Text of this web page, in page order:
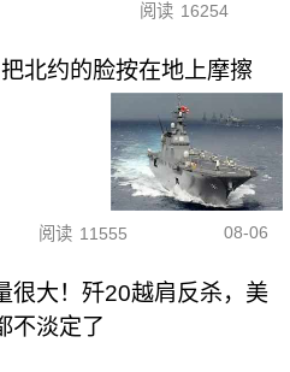
阅读 16254
北约的脸按在地上摩擦
阅读 11555 08-06
很大！歼20越肩反杀，美
不淡定了